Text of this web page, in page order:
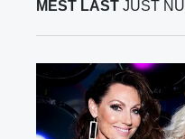
MEST LÄST JUST NU